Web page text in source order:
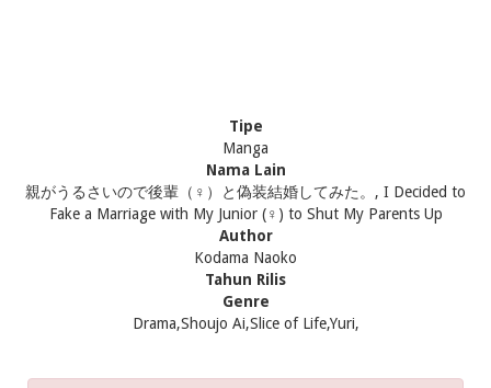
Tipe
Manga
Nama Lain
親がうるさいので後輩（♀）と偽装結婚してみた。, I Decided to
Fake a Marriage with My Junior (♀) to Shut My Parents Up
Author
Kodama Naoko
Tahun Rilis
Genre
Drama,Shoujo Ai,Slice of Life,Yuri,